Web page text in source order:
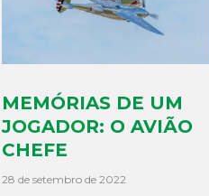
MEMÓRIAS DE UM
JOGADOR: O AVIÃO
CHEFE
28 de setembro de 2022